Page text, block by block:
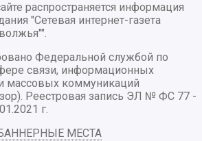
распространяется информация
"Сетевая интернет-газета
Федеральной службой по
связи, информационных
массовых коммуникаций
Реестровая запись ЭЛ № ФС 77 -
г.
МЕСТА